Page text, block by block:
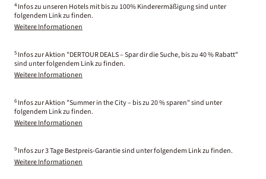
4 Infos zu unseren Hotels mit bis zu 100% Kinderermäßigung sind unter
folgendem Link zu finden.
Weitere Informationen
5 Infos zur Aktion "DERTOUR DEALS – Spar dir die Suche, bis zu 40 % Rabatt"
sind unter folgendem Link zu finden.
Weitere Informationen
6 Infos zur Aktion "Summer in the City – bis zu 20 % sparen" sind unter
folgendem Link zu finden.
Weitere Informationen
9 Infos zur 3 Tage Bestpreis-Garantie sind unter folgendem Link zu finden.
Weitere Informationen